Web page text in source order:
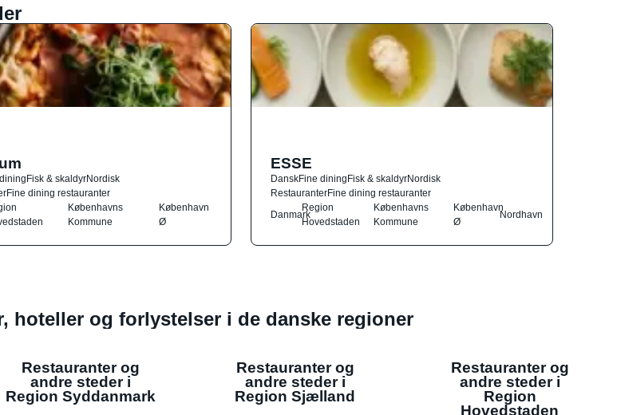
Fisk & skaldyrNordisk
Fine dining restauranter
Københavns
Kommune
København
Ø
ESSE
DanskFine diningFisk & skaldyrNordisk
RestauranterFine dining restauranter
Danmark
Region
Hovedstaden
Københavns
Kommune
København
Ø
Nordhavn
hoteller og forlystelser i de danske regioner
Restauranter og
andre steder i
Region Syddanmark
Restauranter og
andre steder i
Region Sjælland
Restauranter og
andre steder i
Region
Hovedstaden